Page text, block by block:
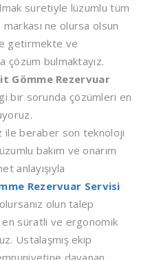
suretiyle lüzumlu tüm
ne olursa olsun
getirmekte ve
çözüm bulmaktayız.
Gömme Rezervuar
bir sorunda çözümleri en
ile beraber son teknoloji
bakım ve onarım
anlayışıyla
Rezervuar Servisi
olun talep
süratli ve ergonomik
Ustalaşmış ekip